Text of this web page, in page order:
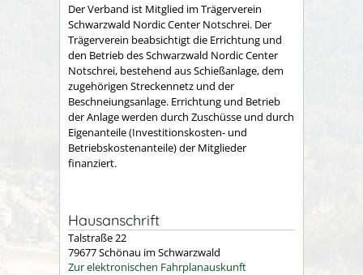
Der Verband ist Mitglied im Trägerverein
Schwarzwald Nordic Center Notschrei. Der
Trägerverein beabsichtigt die Errichtung und
den Betrieb des Schwarzwald Nordic Center
Notschrei, bestehend aus Schießanlage, dem
zugehörigen Streckennetz und der
Beschneiungsanlage. Errichtung und Betrieb
der Anlage werden durch Zuschüsse und durch
Eigenanteile (Investitionskosten- und
Betriebskostenanteile) der Mitglieder
finanziert.
Hausanschrift
Talstraße 22
79677Schönau im Schwarzwald
Zur elektronischen Fahrplanauskunft